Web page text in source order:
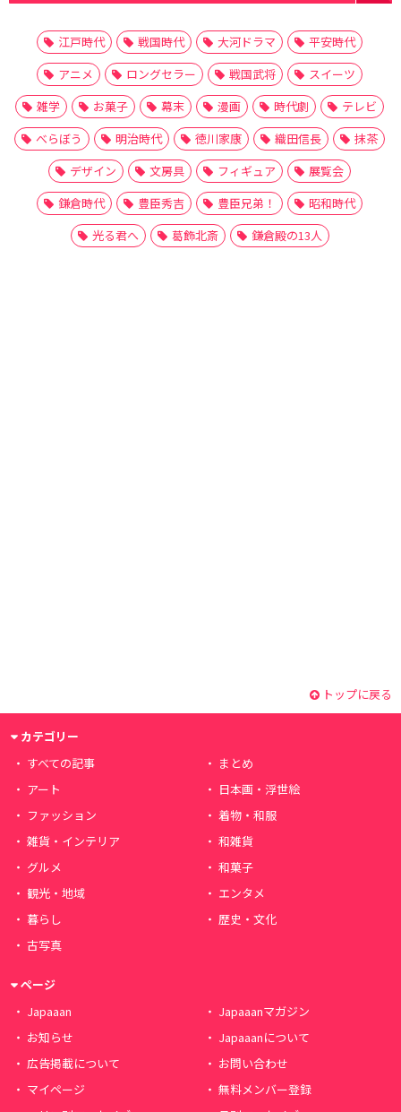
江戸時代 戦国時代 大河ドラマ
平安時代
アニメ
ロングセラー 戦国武将
スイーツ
雑学
お菓子 幕末 漫画 時代劇
テレビ
べらぼう
明治時代 徳川家康 織田信長
抹茶
デザイン
文房具 フィギュア
展覧会
鎌倉時代
豊臣秀吉 豊臣兄弟！
昭和時代
光る君へ
葛飾北斎 鎌倉殿の13人
トップに戻る
カテゴリー
すべての記事
まとめ
アート
日本画・浮世絵
ファッション
着物・和服
雑貨・インテリア
和雑貨
グルメ
和菓子
観光・地域
エンタメ
暮らし
歴史・文化
古写真
ページ
Japaaan
Japaaanマガジン
お知らせ
Japaaanについて
広告掲載について
お問い合わせ
マイページ
無料メンバー登録